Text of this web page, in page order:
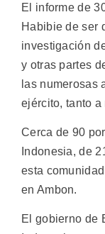
El informe de
Habibie de ser
investigación
y otras partes
las numerosas
ejército, tanto
Cerca de 90
Indonesia, de
esta
en Ambon.
El gobierno de